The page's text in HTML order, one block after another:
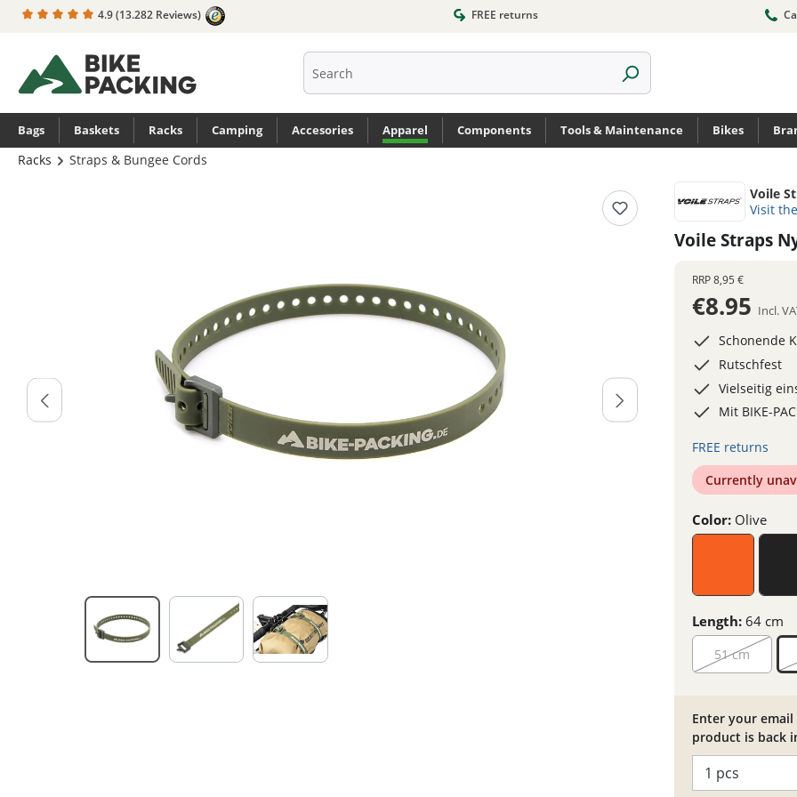
Skip to main navigation
4.9(13.282 Reviews) FREE returns
Bags Baskets Racks Camping Accesories Apparel Components Tools & Maintenance Bikes
Racks
Straps & Bungee Cords
Voile
Visit
Voile Straps
RRP8,95 €
€8.95 Incl.
Schonende
Rutschfest
Vielseitig
Mit BIKE-
FREE returns
Currently
Color: Olive
Length: 64 cm
51 cm
Enter your
product is back